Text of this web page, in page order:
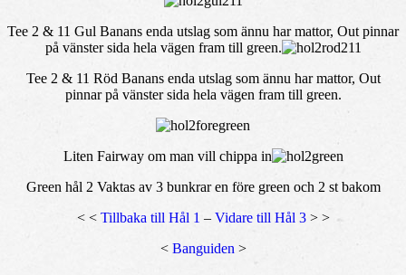
Tee 2 & 11 Gul Banans enda utslag som ännu har mattor, Out pinnar
på vänster sida hela vägen fram till green.
Tee 2 & 11 Röd Banans enda utslag som ännu har mattor, Out
pinnar på vänster sida hela vägen fram till green.
Liten Fairway om man vill chippa in
Green hål 2 Vaktas av 3 bunkrar en före green och 2 st bakom
< < Tillbaka till Hål 1 – Vidare till Hål 3> >
< Banguiden >